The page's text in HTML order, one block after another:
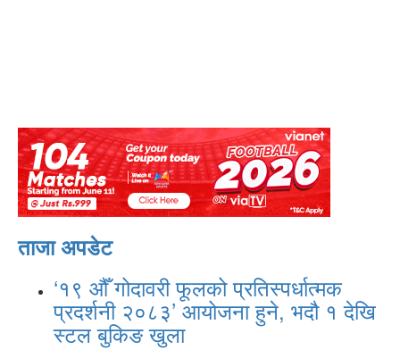
ताजा अपडेट
‘१९ औँ गोदावरी फूलको प्रतिस्पर्धात्मक
प्रदर्शनी २०८३’ आयोजना हुने, भदौ १ देखि
स्टल बुकिङ खुला